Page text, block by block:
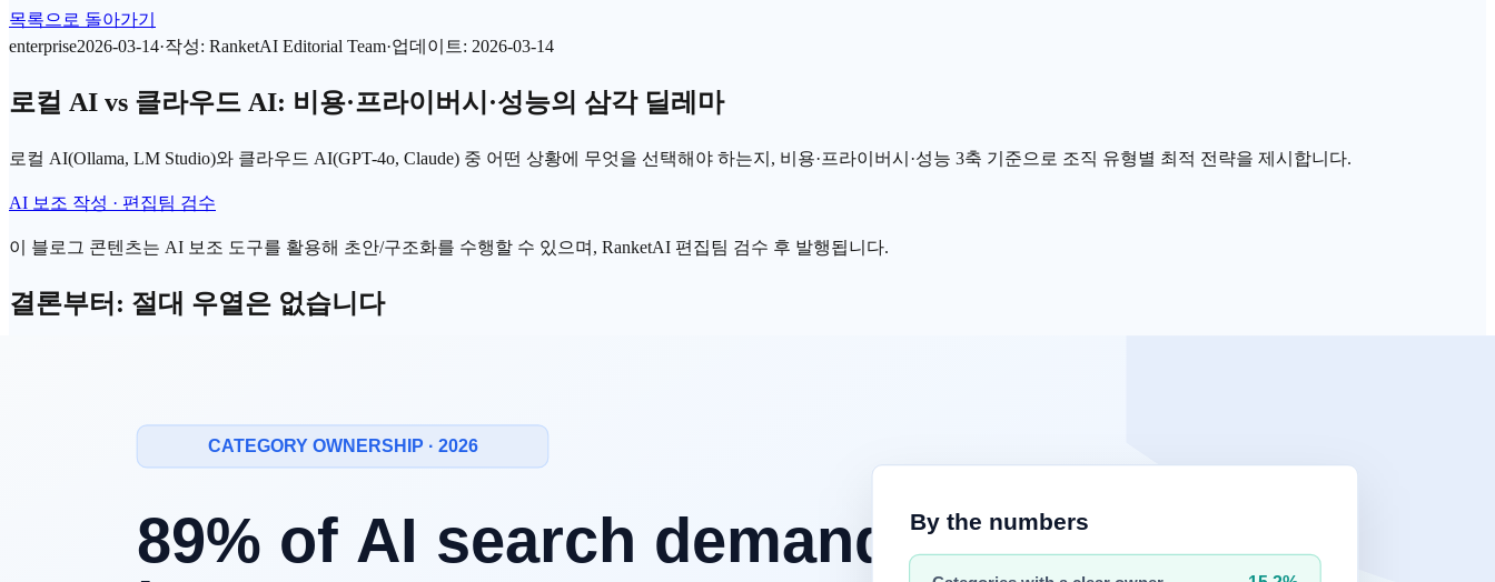
목록으로 돌아가기
enterprise2026-03-14·작성: RanketAI Editorial Team·업데이트: 2026-03-14
로컬 AI vs 클라우드 AI: 비용·프라이버시·성능의 삼각 딜레마
로컬 AI(Ollama, LM Studio)와 클라우드 AI(GPT-4o, Claude) 중 어떤 상황에 무엇을 선택해야 하는지, 비용·프라이버시·성능 3축 기준으로 조직 유형별 최적 전략을 제시합니다.
AI 보조 작성 · 편집팀 검수
이 블로그 콘텐츠는 AI 보조 도구를 활용해 초안/구조화를 수행할 수 있으며, RanketAI 편집팀 검수 후 발행됩니다.
결론부터: 절대 우열은 없습니다
세 가지 접근의 성격 차이
로컬 AI란 무엇인가